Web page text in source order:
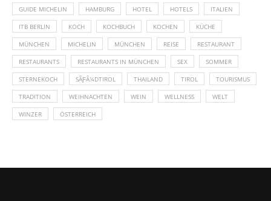
GUIDE MICHELIN HAMBURG HOTEL HOTELS ITALIEN
ITB BERLIN KOCH KOCHBUCH KOCHEN KÜCHE
MÜNCHEN MICHELIN MÜNCHEN REISE RESTAURANT
RESTAURANTS RESTAURANTS IN MÜNCHEN SEX SOMMER
STERNEKOCH SÃƑÂ¼DTIROL THAILAND TIROL TOURISMUS
TRADITION WEIHNACHTEN WEIN WELLNESS WELT
WINZER ÖSTERREICH